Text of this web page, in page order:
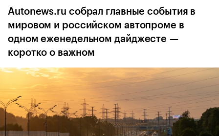
Autonews.ru собрал главные события в
мировом и российском автопроме в
одном еженедельном дайджесте —
коротко о важном